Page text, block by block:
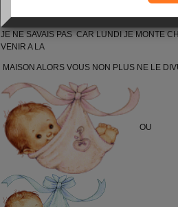
JE NE SAVAIS PAS CAR LUNDI JE MONTE
VENIR A LA
MAISON ALORS VOUS NON PLUS NE LE
OU